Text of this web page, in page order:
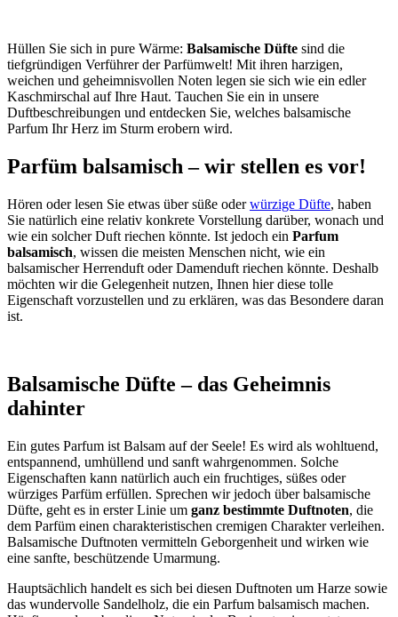
Hüllen Sie sich in pure Wärme: Balsamische Düfte sind die
tiefgründigen Verführer der Parfümwelt! Mit ihren harzigen,
weichen und geheimnisvollen Noten legen sie sich wie ein edler
Kaschmirschal auf Ihre Haut. Tauchen Sie ein in unsere
Duftbeschreibungen und entdecken Sie, welches balsamische
Parfum Ihr Herz im Sturm erobern wird.
Parfüm balsamisch – wir stellen es vor!
Hören oder lesen Sie etwas über süße oderwürzige Düfte, haben
Sie natürlich eine relativ konkrete Vorstellung darüber, wonach und
wie ein solcher Duft riechen könnte. Ist jedoch ein Parfum
balsamisch, wissen die meisten Menschen nicht, wie ein
balsamischer Herrenduft oder Damenduft riechen könnte. Deshalb
möchten wir die Gelegenheit nutzen, Ihnen hier diese tolle
Eigenschaft vorzustellen und zu erklären, was das Besondere daran
ist.
Balsamische Düfte – das Geheimnis
dahinter
Ein gutes Parfum ist Balsam auf der Seele! Es wird als wohltuend,
entspannend, umhüllend und sanft wahrgenommen. Solche
Eigenschaften kann natürlich auch ein fruchtiges, süßes oder
würziges Parfüm erfüllen. Sprechen wir jedoch über balsamische
Düfte, geht es in erster Linie um ganz bestimmte Duftnoten, die
dem Parfüm einen charakteristischen cremigen Charakter verleihen.
Balsamische Duftnoten vermitteln Geborgenheit und wirken wie
eine sanfte, beschützende Umarmung.
Hauptsächlich handelt es sich bei diesen Duftnoten um Harze sowie
das wundervolle Sandelholz, die ein Parfum balsamisch machen.